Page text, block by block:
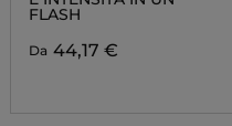
FLASH
Da 44,17 €